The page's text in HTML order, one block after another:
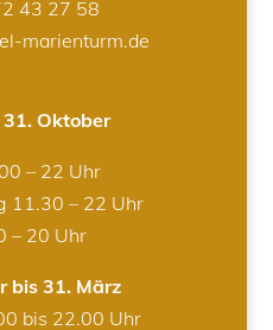
43 27 58
marienturm.de
Oktober
– 22 Uhr
11.30 – 22 Uhr
– 20 Uhr
bis 31. März
bis 22.00 Uhr